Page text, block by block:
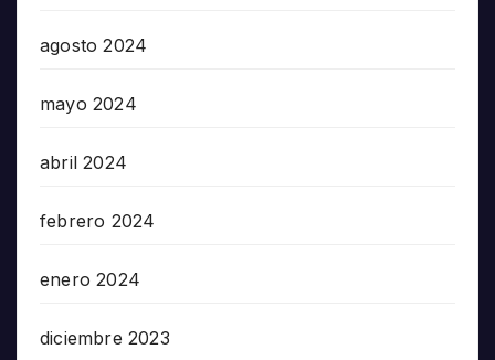
agosto 2024
mayo 2024
abril 2024
febrero 2024
enero 2024
diciembre 2023